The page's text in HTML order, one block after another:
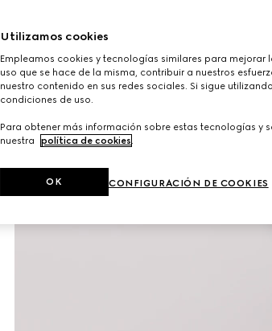
Utilizamos cookies
Empleamos cookies y tecnologías similares para
uso que se hace de la misma, contribuir a nuestros
nuestro contenido en sus redes sociales. Si sigue
condiciones de uso.
Para obtener más información sobre estas tecnologías y
nuestra
política de cookies
CONFIGURACIÓN DE COOKIES
OK